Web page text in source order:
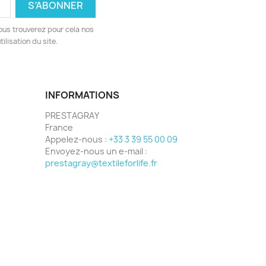
trouverez pour cela nos
du site.
INFORMATIONS
PRESTAGRAY
France
Appelez-nous : +33 3 39 55 00 09
Envoyez-nous un e-mail :
prestagray@textileforlife.fr